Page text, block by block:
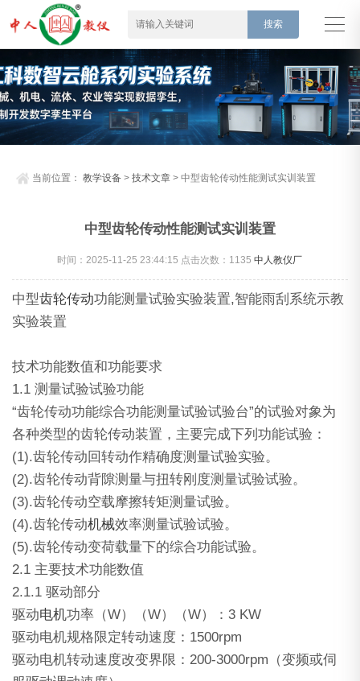
当前位置：教学设备 >技术文章 > 中型齿轮传动性能测试实训装置
中型齿轮传动性能测试实训装置
时间：2025-11-25 23:44:15 点击次数： 1135中人教仪厂
中型齿轮传动功能测量试验实验装置,智能雨刮系统示教
实验装置
技术功能数值和功能要求
1.1 测量试验试验功能
“齿轮传动功能综合功能测量试验试验台”的试验对象为
各种类型的齿轮传动装置，主要完成下列功能试验：
(1).齿轮传动回转动作精确度测量试验实验。
(2).齿轮传动背隙测量与扭转刚度测量试验试验。
(3).齿轮传动空载摩擦转矩测量试验。
(4).齿轮传动机械效率测量试验试验。
(5).齿轮传动变荷载量下的综合功能试验。
2.1 主要技术功能数值
2.1.1 驱动部分
驱动电机功率（W）（W）（W）：3 KW
驱动电机规格限定转动速度：1500rpm
驱动电机转动速度改变界限：200-3000rpm（变频或伺